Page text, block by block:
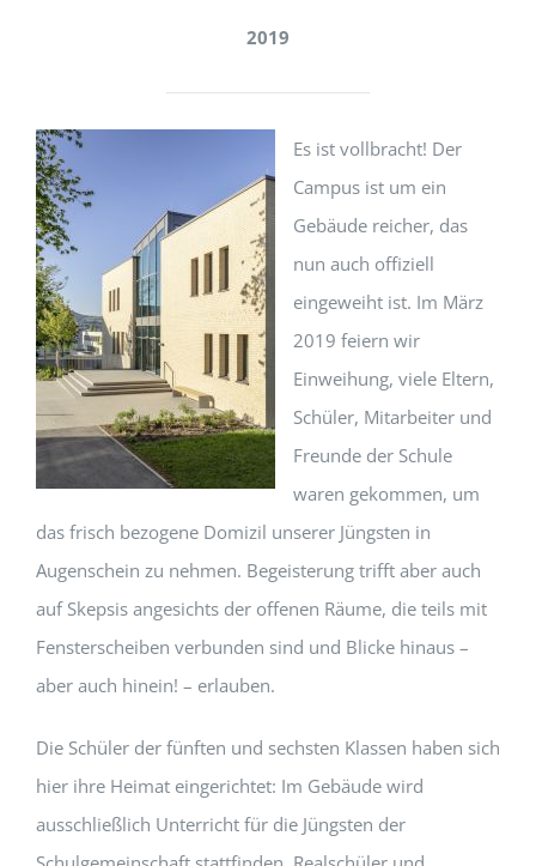
2019
Es ist vollbracht! Der
Campus ist um ein
Gebäude reicher, das
nun auch offiziell
eingeweiht ist. Im März
2019 feiern wir
Einweihung, viele Eltern,
Schüler, Mitarbeiter und
Freunde der Schule
waren gekommen, um
das frisch bezogene Domizil unserer Jüngsten in
Augenschein zu nehmen. Begeisterung trifft aber auch
auf Skepsis angesichts der offenen Räume, die teils mit
Fensterscheiben verbunden sind und Blicke hinaus –
aber auch hinein! – erlauben.
Die Schüler der fünften und sechsten Klassen haben sich
hier ihre Heimat eingerichtet: Im Gebäude wird
ausschließlich Unterricht für die Jüngsten der